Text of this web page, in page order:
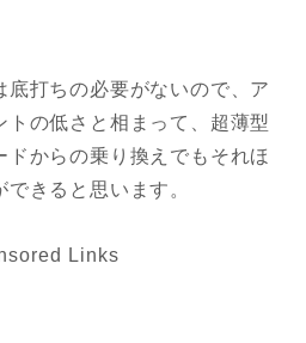
底打ちの必要がないので、ア
トの低さと相まって、超薄型
からの乗り換えでもそれほ
きると思います。
Links